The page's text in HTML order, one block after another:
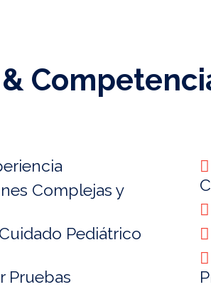
Complejas y
Pediátrico
Pruebas